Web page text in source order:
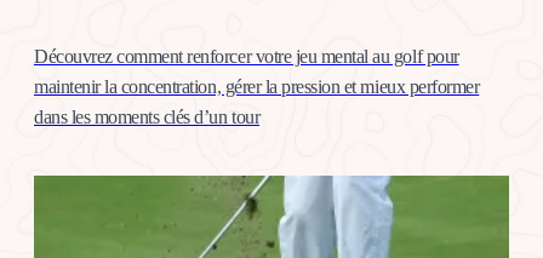
Découvrez comment renforcer votre jeu mental au golf pour
maintenir la concentration, gérer la pression et mieux performer
dans les moments clés d’un tour